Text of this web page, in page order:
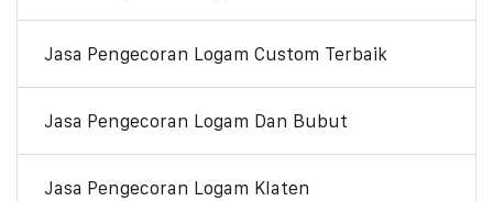
Jasa Pengecoran Logam Custom Terbaik
Jasa Pengecoran Logam Dan Bubut
Jasa Pengecoran Logam Klaten